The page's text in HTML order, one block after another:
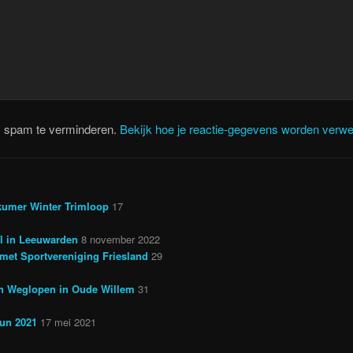
te verminderen. Bekijk hoe je reactie-gegevens worden
Winter Trimloop 17
in Leeuwarden 8 november 2022
Sportvereniging Friesland 29
Weglopen in Oude Willem 31
2021 17 mei 2021